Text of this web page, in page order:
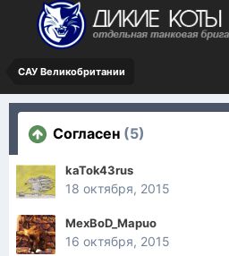
САУ Великобритании
Согласен (5)
kaTok43rus
18 октября, 2015
MexBoD_Mapuo
16 октября, 2015